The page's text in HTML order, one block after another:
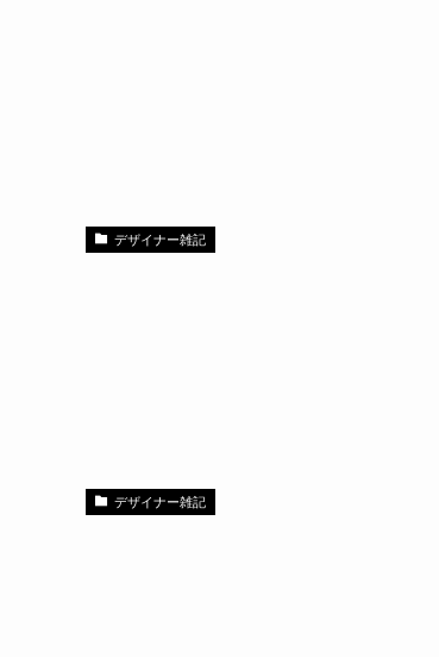
デザイナー雑記
デザイナー雑記